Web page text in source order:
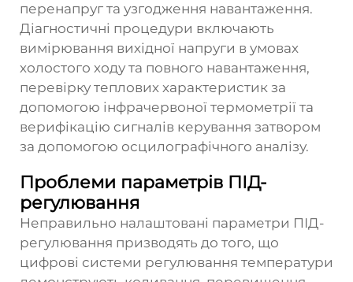
перенапруг та узгодження навантаження.
Діагностичні процедури включають
вимірювання вихідної напруги в умовах
холостого ходу та повного навантаження,
перевірку теплових характеристик за
допомогою інфрачервоної термометрії та
верифікацію сигналів керування затвором
за допомогою осцилографічного аналізу.
Проблеми параметрів ПІД-
регулювання
Неправильно налаштовані параметри ПІД-
регулювання призводять до того, що
цифрові системи регулювання температури